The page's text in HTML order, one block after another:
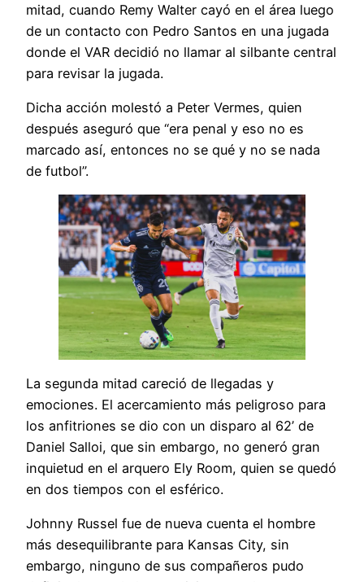
mitad, cuando Remy Walter cayó en el área luego
de un contacto con Pedro Santos en una jugada
donde el VAR decidió no llamar al silbante central
para revisar la jugada.
Dicha acción molestó a Peter Vermes, quien
después aseguró que “era penal y eso no es
marcado así, entonces no se qué y no se nada
de futbol”.
La segunda mitad careció de llegadas y
emociones. El acercamiento más peligroso para
los anfitriones se dio con un disparo al 62’ de
Daniel Salloi, que sin embargo, no generó gran
inquietud en el arquero Ely Room, quien se quedó
en dos tiempos con el esférico.
Johnny Russel fue de nueva cuenta el hombre
más desequilibrante para Kansas City, sin
embargo, ninguno de sus compañeros pudo